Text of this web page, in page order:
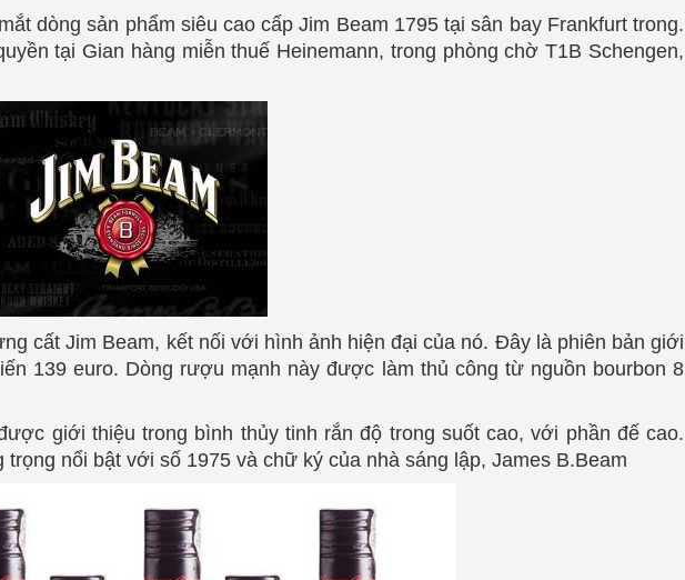
dòng sản phẩm siêu cao cấp Jim Beam 1795 tại sân bay Frankfurt trong.
tại Gian hàng miễn thuế Heinemann, trong phòng chờ T1B Schengen,
cất Jim Beam, kết nối với hình ảnh hiện đại của nó. Đây là phiên bản giới
139 euro. Dòng rượu mạnh này được làm thủ công từ nguồn bourbon 8
giới thiệu trong bình thủy tinh rắn độ trong suốt cao, với phần đế cao.
nổi bật với số 1975 và chữ ký của nhà sáng lập, James B.Beam